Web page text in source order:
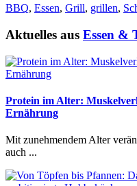
BBQ, Essen, Grill, grillen,
Aktuelles aus Essen &
Protein im Alter:
Ernährung
Mit zunehmendem Alter
auch ...